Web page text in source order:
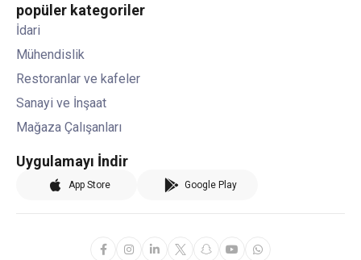
popüler kategoriler
İdari
Mühendislik
Restoranlar ve kafeler
Sanayi ve İnşaat
Mağaza Çalışanları
Uygulamayı İndir
App Store Google Play